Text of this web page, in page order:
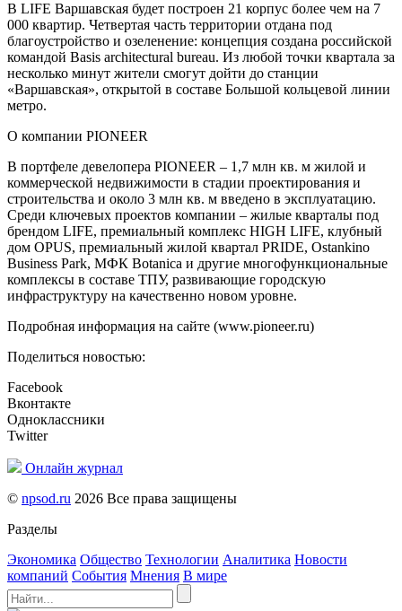
В LIFE Варшавская будет построен 21 корпус более чем на 7
000 квартир. Четвертая часть территории отдана под
благоустройство и озеленение: концепция создана российской
командой Basis architectural bureau. Из любой точки квартала за
несколько минут жители смогут дойти до станции
«Варшавская», открытой в составе Большой кольцевой линии
метро.
О компании PIONEER
В портфеле девелопера PIONEER – 1,7 млн кв. м жилой и
коммерческой недвижимости в стадии проектирования и
строительства и около 3 млн кв. м введено в эксплуатацию.
Среди ключевых проектов компании – жилые кварталы под
брендом LIFE, премиальный комплекс HIGH LIFE, клубный
дом OPUS, премиальный жилой квартал PRIDE, Ostankino
Business Park, МФК Botanica и другие многофункциональные
комплексы в составе ТПУ, развивающие городскую
инфраструктуру на качественно новом уровне.
Подробная информация на сайте (www.pioneer.ru)
Поделиться новостью:
Facebook
Вконтакте
Одноклассники
Twitter
Онлайн журнал
© npsod.ru 2026 Все права защищены
Разделы
Экономика Общество Технологии Аналитика Новости
компаний События Мнения В мире